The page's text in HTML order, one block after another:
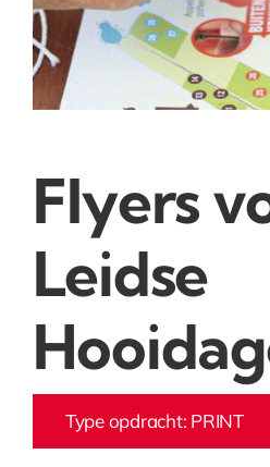
Flyers
Leidse
Type opdracht: PRINT